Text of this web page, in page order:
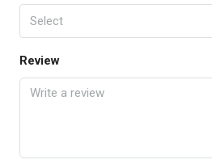
Select
Review